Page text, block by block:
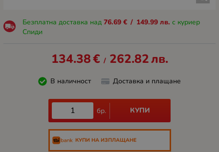
Безплатна доставка над 76.69 € / 149.99 лв. с куриер
Спиди
134.38€ / 262.82лв.
В наличност Доставка и плащане
бр. КУПИ
КУПИ НА ИЗПЛАЩАНЕ